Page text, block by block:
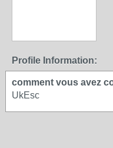
Profile Information:
comment vous avez
UkEsc